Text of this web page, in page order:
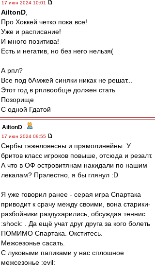
17 июн 2024 10:01
AiltonD
Про Хоккей четко пока все!
Уже и расписание!
И много позитива!
Есть и негатив, но без него нельзя(
А рпл?
Все под бАмжей синяки никак не решат...
Этот год в рплвообще должен стать
Позорище
С одной Гдатой
AiltonD -
17 июн 2024 09:55
Сербы тяжеловесны и прямолинейны. У
бритов класс игроков повыше, отсюда и резалт.
А что в ОФ островитянам накидали по нашим
лекалам? Прэлестно, я бы глянул :D
Я уже говорил ранее - серая игра Спартака
приводит к срачу между своими, вона старики-
разбойники раздухарились, обсуждая теннис
:shock: . Да ещё учат друг друга за кого болеть
ПОМИМО Спартака. Окститесь.
Межсезонье сасать.
С луковыми папиками у нас сплошное
межсезонье :evil: